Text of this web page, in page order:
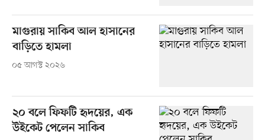
মাগুরায় সাকিব আল হাসানের
বাড়িতে হামলা
০৫ আগস্ট ২০২৬
২০ বলে ফিফটি হৃদয়ের, এক
উইকেট পেলেন সাকিব